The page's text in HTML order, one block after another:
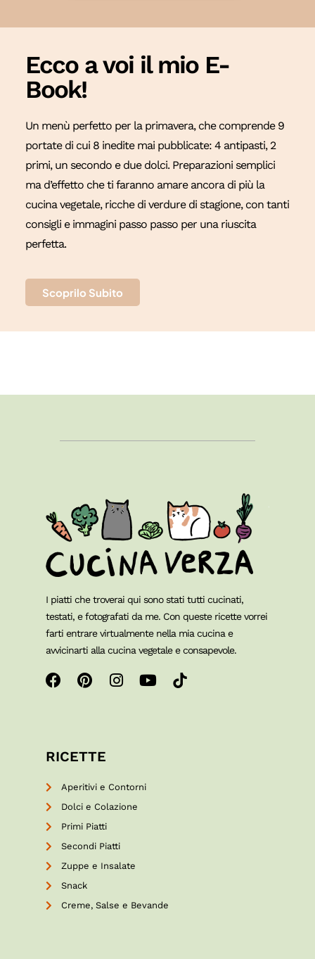
Ecco a voi il mio E-
Book!
Un menù perfetto per la primavera, che comprende 9
portate di cui 8 inedite mai pubblicate: 4 antipasti, 2
primi, un secondo e due dolci. Preparazioni semplici
ma d’effetto che ti faranno amare ancora di più la
cucina vegetale, ricche di verdure di stagione, con tanti
consigli e immagini passo passo per una riuscita
perfetta.
Scoprilo Subito
I piatti che troverai qui sono stati tutti cucinati,
testati, e fotografati da me. Con queste ricette vorrei
farti entrare virtualmente nella mia cucina e
avvicinarti alla cucina vegetale e consapevole.
RICETTE
Aperitivi e Contorni
Dolci e Colazione
Primi Piatti
Secondi Piatti
Zuppe e Insalate
Snack
Creme, Salse e Bevande